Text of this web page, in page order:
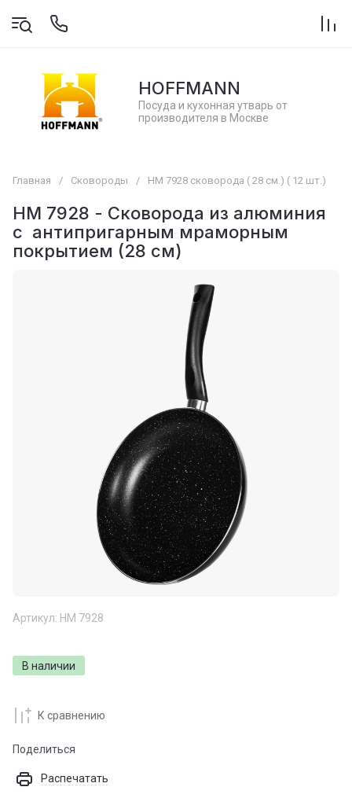
HOFFMANN
Посуда и кухонная утварь от
производителя в Москве
Главная / Сковороды / НМ 7928 сковорода ( 28 см.) ( 12 шт.)
НМ 7928 - Сковорода из алюминия
с антипригарным мраморным
покрытием (28 см)
Артикул: НМ 7928
В наличии
К сравнению
Поделиться
Распечатать